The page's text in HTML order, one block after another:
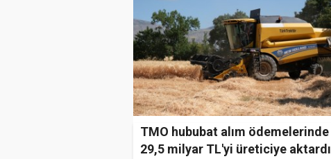
TMO hububat alım ödemelerinde
29,5 milyar TL'yi üreticiye aktardı